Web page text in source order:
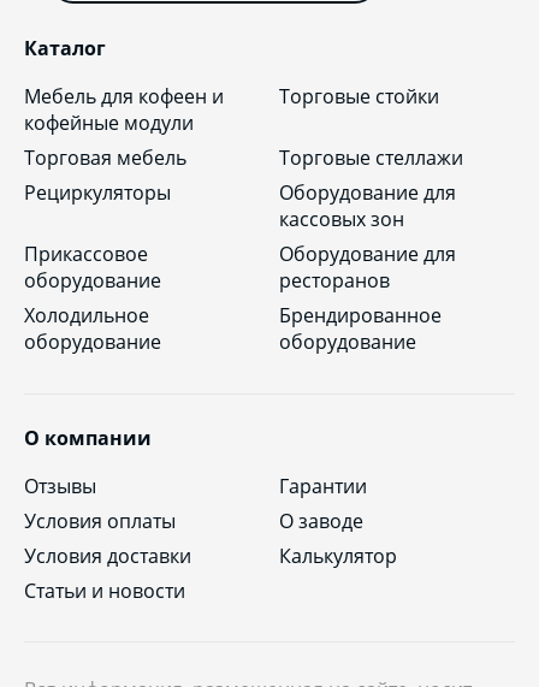
Каталог
Мебель для кофеен и
кофейные модули
Торговые стойки
Торговая мебель
Торговые стеллажи
Рециркуляторы
Оборудование для
кассовых зон
Прикассовое
оборудование
Оборудование для
ресторанов
Холодильное
оборудование
Брендированное
оборудование
О компании
Отзывы
Гарантии
Условия оплаты
О заводе
Условия доставки
Калькулятор
Статьи и новости